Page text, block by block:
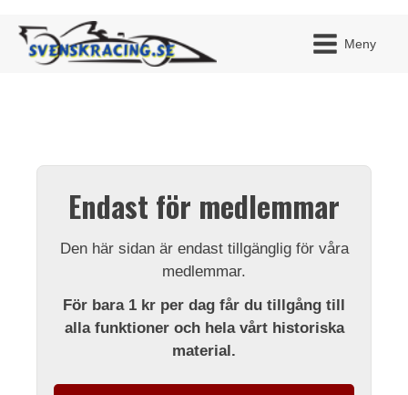
Meny
Endast för medlemmar
Den här sidan är endast tillgänglig för våra
medlemmar.
För bara 1 kr per dag får du tillgång till
alla funktioner och hela vårt historiska
material.